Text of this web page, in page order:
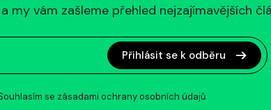
my vám zašleme přehled nejzajímavějších
Přihlásit se k odběru
se zásadami ochrany osobních údajů